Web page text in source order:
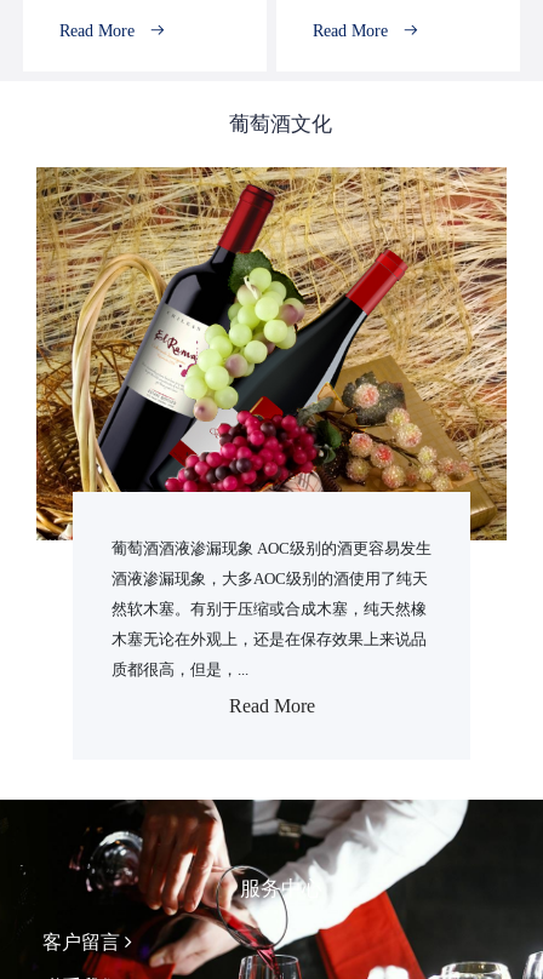
Read More Read More
葡萄酒文化
葡萄酒酒液渗漏现象 AOC级别的酒更容易发生
酒液渗漏现象，大多AOC级别的酒使用了纯天
然软木塞。有别于压缩或合成木塞，纯天然橡
木塞无论在外观上，还是在保存效果上来说品
质都很高，但是，...
Read More
服务中心
客户留言